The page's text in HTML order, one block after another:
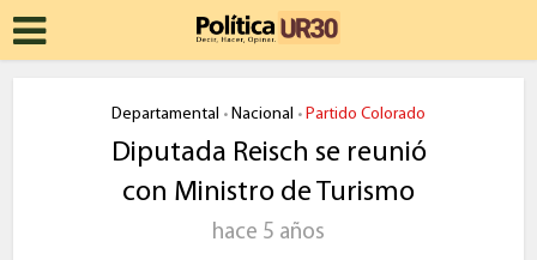
Departamental • Nacional • Partido Colorado
Diputada Reisch se reunió
con Ministro de Turismo
hace 5 años